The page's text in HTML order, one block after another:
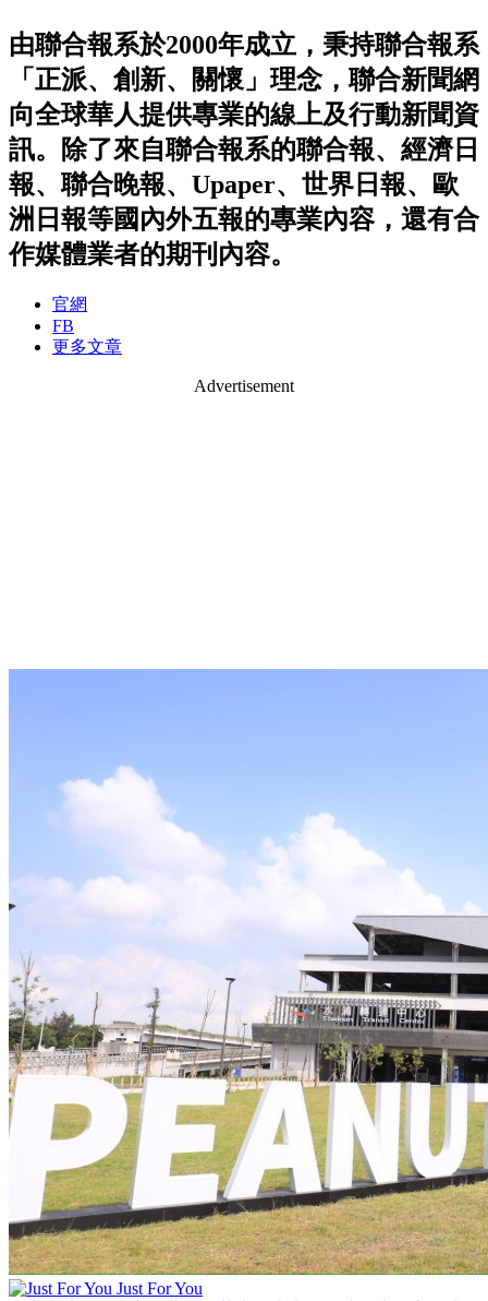
由聯合報系於2000年成立，秉持聯合報系
「正派、創新、關懷」理念，聯合新聞網
向全球華人提供專業的線上及行動新聞資
訊。除了來自聯合報系的聯合報、經濟日
報、聯合晚報、Upaper、世界日報、歐
洲日報等國內外五報的專業內容，還有合
作媒體業者的期刊內容。
官網
FB
更多文章
Advertisement
Just For You